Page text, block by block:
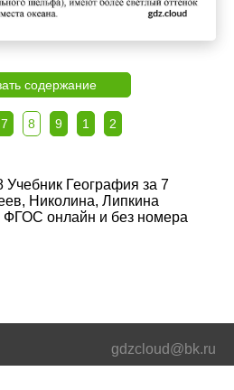
содержание
7 8 9 1 2
Учебник География за 7
Николина, Липкина
ФГОС онлайн и без номера
gdzcloud@bk.ru